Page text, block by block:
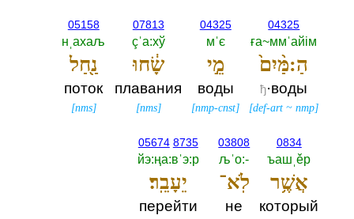
04325
ға~ммˈайiм
הַ:מַּ֨יִם֙
ђ·воды
[def-art ~nmp]
04325
мˈє
מֵ֣י
воды
[nmp-cnst]
07813
çˈа:хў
שָׂ֔חוּ
плавания
[nms]
05158
нˌахаљ
נַ֖חַל
поток
[nms]
0834
ъашˌěр
אֲשֶׁ֥ר
который
03808
љˈо:-‎
לֹֽא־
не
05674 8735
йэ:ңа:вˈэ:р
יֵעָבֵֽר׃
перейти